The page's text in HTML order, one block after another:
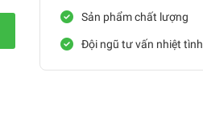
Sản phẩm chất lượng
Đội ngũ tư vấn nhiệt tình